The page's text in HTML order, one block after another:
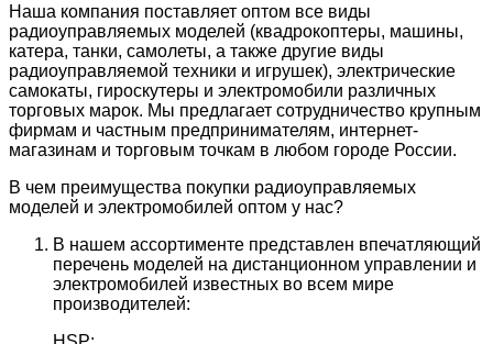
Наша компания поставляет оптом все виды
радиоуправляемых моделей (квадрокоптеры, машины,
катера, танки, самолеты, а также другие виды
радиоуправляемой техники и игрушек), электрические
самокаты, гироскутеры и электромобили различных
торговых марок. Мы предлагает сотрудничество крупным
фирмам и частным предпринимателям, интернет-
магазинам и торговым точкам в любом городе России.
В чем преимущества покупки радиоуправляемых
моделей и электромобилей оптом у нас?
В нашем ассортименте представлен впечатляющий
перечень моделей на дистанционном управлении и
электромобилей известных во всем мире
производителей: